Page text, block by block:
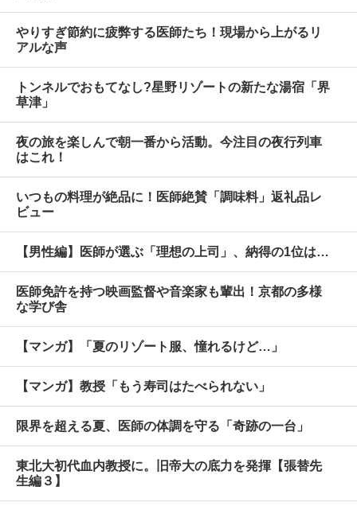
やりすぎ節約に疲弊する医師たち！現場から上がるリ
アルな声
トンネルでおもてなし?星野リゾートの新たな湯宿「界
草津」
夜の旅を楽しんで朝一番から活動。今注目の夜行列車
はこれ！
いつもの料理が絶品に！医師絶賛「調味料」返礼品レ
ビュー
【男性編】医師が選ぶ「理想の上司」、納得の1位は…
医師免許を持つ映画監督や音楽家も輩出！京都の多様
な学び舎
【マンガ】「夏のリゾート服、憧れるけど…」
【マンガ】教授「もう寿司はたべられない」
限界を超える夏、医師の体調を守る「奇跡の一台」
東北大初代血内教授に。旧帝大の底力を発揮【張替先
生編３】